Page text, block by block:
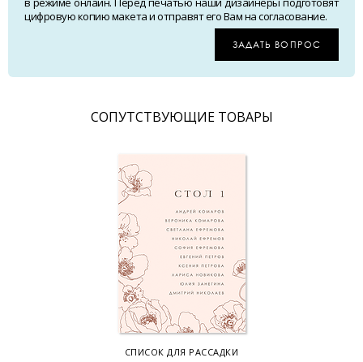
цифровую копию макета и отправят его Вам на согласование.
ЗАДАТЬ ВОПРОС
CОПУТСТВУЮЩИЕ ТОВАРЫ
СПИСОК ДЛЯ РАССАДКИ